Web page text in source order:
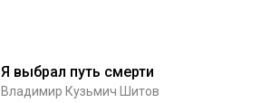
Я выбрал путь смерти
Владимир Кузьмич Шитов